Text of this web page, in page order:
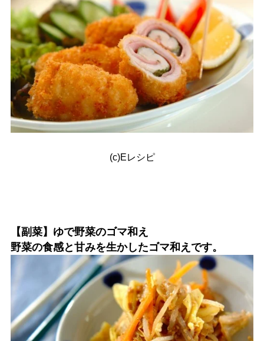
(c)Eレシピ
【副菜】ゆで野菜のゴマ和え
野菜の食感と甘みを生かしたゴマ和えです。